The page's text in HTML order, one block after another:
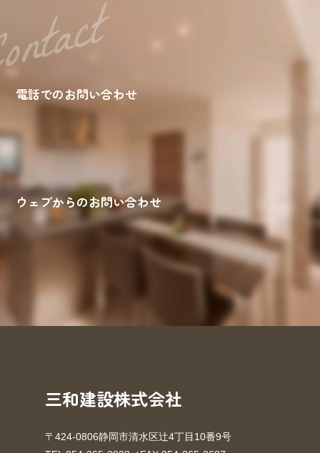
電話でのお問い合わせ
ウェブからのお問い合わせ
お問い合わせ 資料請求
三和建設株式会社
〒424-0806静岡市清水区辻4丁目10番9号